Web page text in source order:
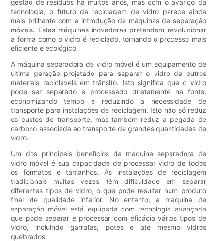
gestão de resíduos há muitos anos, mas com o avanço da
tecnologia, o futuro da reciclagem de vidro parece ainda
mais brilhante com a introdução de máquinas de separação
móveis. Estas máquinas inovadoras pretendem revolucionar
a forma como o vidro é reciclado, tornando o processo mais
eficiente e ecológico.
A máquina separadora de vidro móvel é um equipamento de
última geração projetado para separar o vidro de outros
materiais recicláveis ​​em trânsito. Isto significa que o vidro
pode ser separado e processado diretamente na fonte,
economizando tempo e reduzindo a necessidade de
transporte para instalações de reciclagem. Isto não só reduz
os custos de transporte, mas também reduz a pegada de
carbono associada ao transporte de grandes quantidades de
vidro.
Um dos principais benefícios da máquina separadora de
vidro móvel é sua capacidade de processar vidro de todos
os formatos e tamanhos. As instalações de reciclagem
tradicionais muitas vezes têm dificuldade em separar
diferentes tipos de vidro, o que pode resultar num produto
final de qualidade inferior. No entanto, a máquina de
separação móvel está equipada com tecnologia avançada
que pode separar e processar com eficácia vários tipos de
vidro, incluindo garrafas, potes e até mesmo vidros
quebrados.